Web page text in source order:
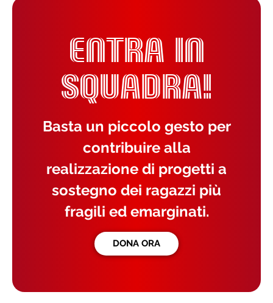
ENTRA IN
SQUADRA!
Basta un piccolo gesto per
contribuire alla
realizzazione di progetti a
sostegno dei ragazzi più
fragili ed emarginati.
DONA ORA